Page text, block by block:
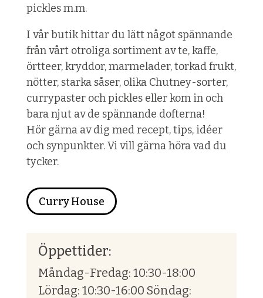
pickles m.m.
I vår butik hittar du lätt något spännande
från vårt otroliga sortiment av te, kaffe,
örtteer, kryddor, marmelader, torkad frukt,
nötter, starka såser, olika Chutney-sorter,
currypaster och pickles eller kom in och
bara njut av de spännande dofterna!
Hör gärna av dig med recept, tips, idéer
och synpunkter. Vi vill gärna höra vad du
tycker.
Curry House
Öppettider:
Måndag-Fredag: 10:30-18:00
Lördag: 10:30-16:00 Söndag: